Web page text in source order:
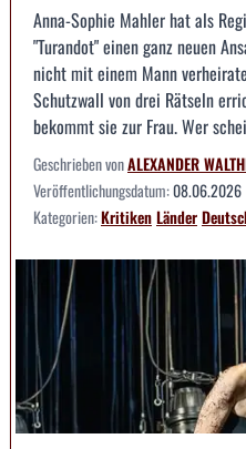
Anna-Sophie Mahler hat als
"Turandot" einen ganz neuen
nicht mit einem Mann
Schutzwall von drei Rätseln
bekommt sie zur Frau. Wer
Geschrieben vonALEXANDER
Veröffentlichungsdatum:08.06.2026
Kategorien:KritikenLänder